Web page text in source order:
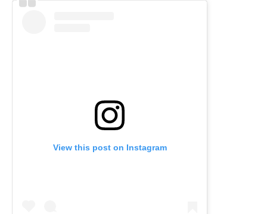
View this post on Instagram